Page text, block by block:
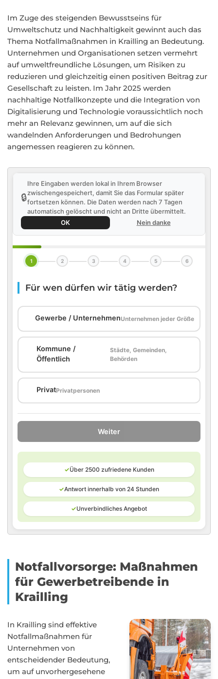
Im Zuge des steigenden Bewusstseins für
Umweltschutz und Nachhaltigkeit gewinnt auch das
Thema Notfallmaßnahmen in Krailling an Bedeutung.
Unternehmen und Organisationen setzen vermehrt
auf umweltfreundliche Lösungen, um Risiken zu
reduzieren und gleichzeitig einen positiven Beitrag zur
Gesellschaft zu leisten. Im Jahr 2025 werden
nachhaltige Notfallkonzepte und die Integration von
Digitalisierung und Technologie voraussichtlich noch
mehr an Relevanz gewinnen, um auf die sich
wandelnden Anforderungen und Bedrohungen
angemessen reagieren zu können.
🔒
Ihre Eingaben werden lokal in Ihrem Browser
zwischengespeichert, damit Sie das Formular später
fortsetzen können. Die Daten werden nach 7 Tagen
automatisch gelöscht und nicht an Dritte übermittelt.
OK
Nein danke
1 2 3 4 5 6
Für wen dürfen wir tätig werden?
Gewerbe / UnternehmenUnternehmen jeder Größe
Kommune /
Öffentlich
Städte, Gemeinden,
Behörden
PrivatPrivatpersonen
Weiter
✓Über 2500 zufriedene Kunden
✓Antwort innerhalb von 24 Stunden
✓Unverbindliches Angebot
Notfallvorsorge: Maßnahmen
für Gewerbetreibende in
Krailling
In Krailling sind effektive
Notfallmaßnahmen für
Unternehmen von
entscheidender Bedeutung,
um auf unvorhergesehene